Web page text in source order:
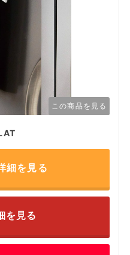
この商品を見る
細を見る
を見る